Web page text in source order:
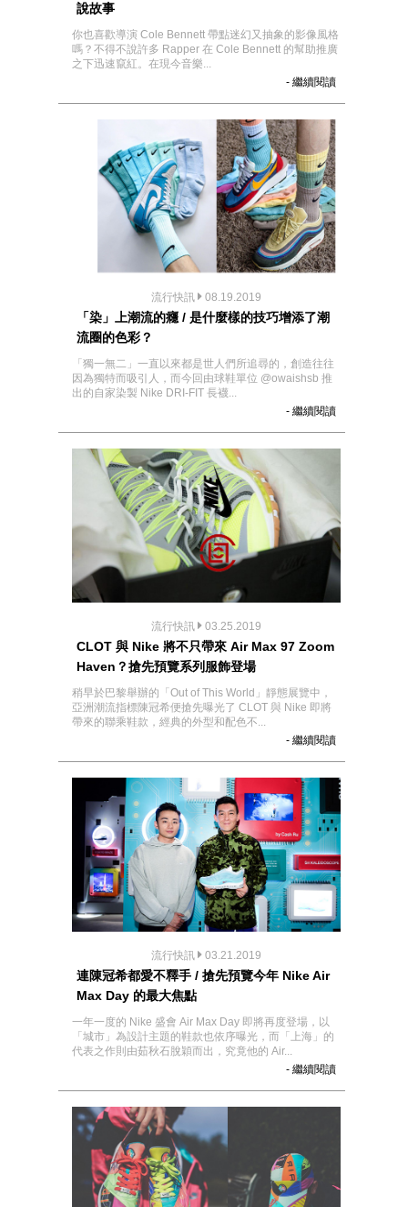
說故事
你也喜歡導演 Cole Bennett 帶點迷幻又抽象的影像風格
嗎？不得不說許多 Rapper 在 Cole Bennett 的幫助推廣
之下迅速竄紅。在現今音樂...
- 繼續閱讀
流行快訊 08.19.2019
「染」上潮流的癮 / 是什麼樣的技巧增添了潮
流圈的色彩？
「獨一無二」一直以來都是世人們所追尋的，創造往往
因為獨特而吸引人，而今回由球鞋單位 @owaishsb 推
出的自家染製 Nike DRI-FIT 長襪...
- 繼續閱讀
流行快訊 03.25.2019
CLOT 與 Nike 將不只帶來 Air Max 97 Zoom
Haven？搶先預覽系列服飾登場
稍早於巴黎舉辦的「Out of This World」靜態展覽中，
亞洲潮流指標陳冠希便搶先曝光了 CLOT 與 Nike 即將
帶來的聯乘鞋款，經典的外型和配色不...
- 繼續閱讀
流行快訊 03.21.2019
連陳冠希都愛不釋手 / 搶先預覽今年 Nike Air
Max Day 的最大焦點
一年一度的 Nike 盛會 Air Max Day 即將再度登場，以
「城市」為設計主題的鞋款也依序曝光，而「上海」的
代表之作則由茹秋石脫穎而出，究竟他的 Air...
- 繼續閱讀